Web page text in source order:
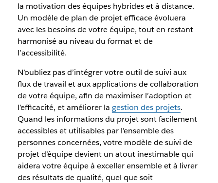
la motivation des équipes hybrides et à distance.
Un modèle de plan de projet efficace évoluera
avec les besoins de votre équipe, tout en restant
harmonisé au niveau du format et de
l’accessibilité.
N’oubliez pas d’intégrer votre outil de suivi aux
flux de travail et aux applications de collaboration
de votre équipe, afin de maximiser l’adoption et
l’efficacité, et améliorer la gestion des projets.
Quand les informations du projet sont facilement
accessibles et utilisables par l’ensemble des
personnes concernées, votre modèle de suivi de
projet d’équipe devient un atout inestimable qui
aidera votre équipe à exceller ensemble et à livrer
des résultats de qualité, quel que soit